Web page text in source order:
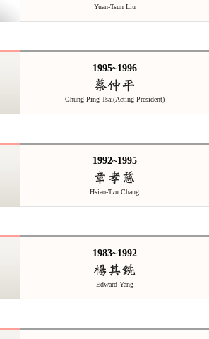
Yuan-Tsun Liu
1995~1996
蔡仲平
Chung-Ping Tsai(Acting President)
1992~1995
章孝慈
Hsiao-Tzu Chang
1983~1992
楊其銑
Edward Yang